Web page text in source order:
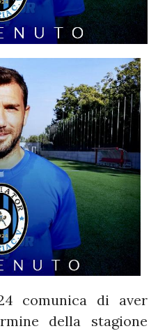
comunica di aver
della stagione